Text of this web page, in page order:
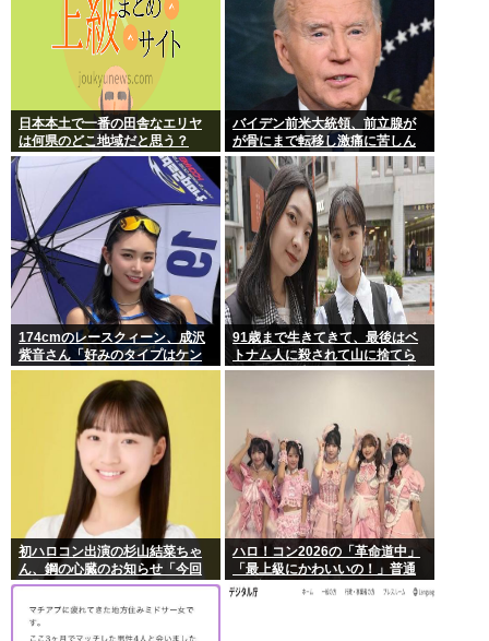
日本本土で一番の田舎なエリヤ
は何県のどこ地域だと思う？
バイデン前米大統領、前立腺が
が骨にまで転移し激痛に苦しん
でるもよう
174cmのレースクィーン、成沢
紫音さん「好みのタイプはケン
モメン」
91歳まで生きてきて、最後はベ
トナム人に殺されて山に捨てら
れるって日本終わってんだろ高
初ハロコン出演の杉山結菜ちゃ
ん、鋼の心臓のお知らせ「今回
も緊張してません」
ハロ！コン2026の「革命道中」
「最上級にかわいいの！」普通
に好評wwwww